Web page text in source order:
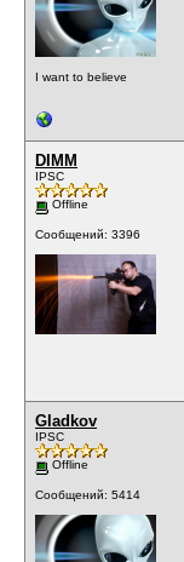
I want to believe
DIMM
IPSC
Offline
Сообщений: 3396
Gladkov
IPSC
Offline
Сообщений: 5414